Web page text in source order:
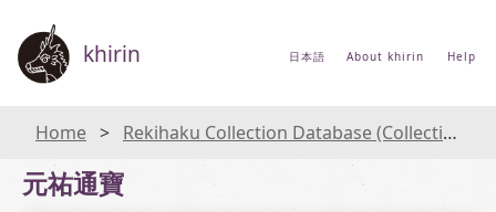
khirin 日本語 About khirin Help
Home Rekihaku Collection Database (Collections Database of the National Museum of Japanese History)
元祐通寶